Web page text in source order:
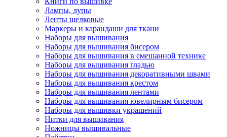
Лампы, лупы
Ленты шелковые
Маркеры и карандаши для ткани
Наборы для вышивания
Наборы для вышивания бисером
Наборы для вышивания в смешанной технике
Наборы для вышивания гладью
Наборы для вышивания декоративными швами
Наборы для вышивания крестом
Наборы для вышивания лентами
Наборы для вышивания ювелирным бисером
Наборы для вышивки украшений
Нитки для вышивания
Ножницы вышивальные